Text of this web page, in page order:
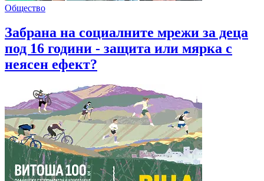
Общество
Забрана на социалните мрежи за деца
под 16 години - защита или мярка с
неясен ефект?